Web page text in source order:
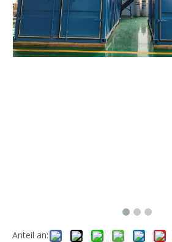
Anteil an: